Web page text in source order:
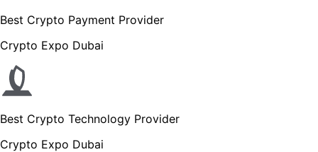
Best Crypto Payment Provider
Crypto Expo Dubai
Best Crypto Technology Provider
Crypto Expo Dubai